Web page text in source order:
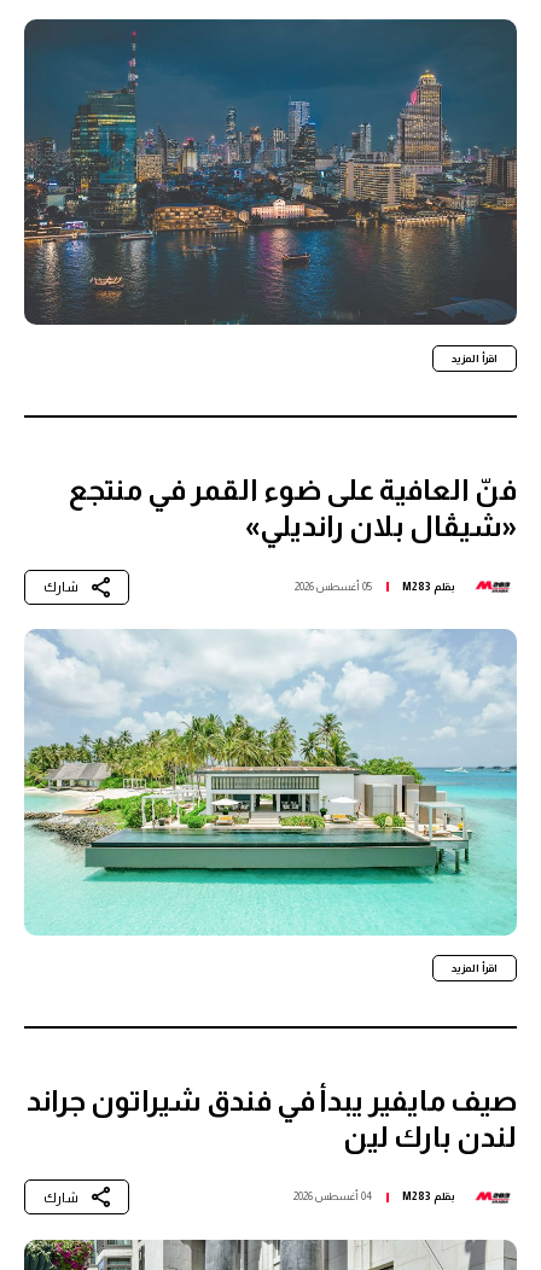
اقرأ المزيد
فنّ العافية على ضوء القمر في منتجع
«شيڤال بلان رانديلي»
بقلم M283 05 أغسطس 2026 شارك
اقرأ المزيد
صيف مايفير يبدأ في فندق شيراتون جراند
لندن بارك لين
بقلم M283 04 أغسطس 2026 شارك